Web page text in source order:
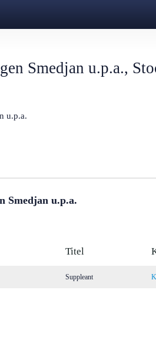
Smedjan u.p.a.,
u.p.a.
Smedjan u.p.a.
Titel
Suppleant